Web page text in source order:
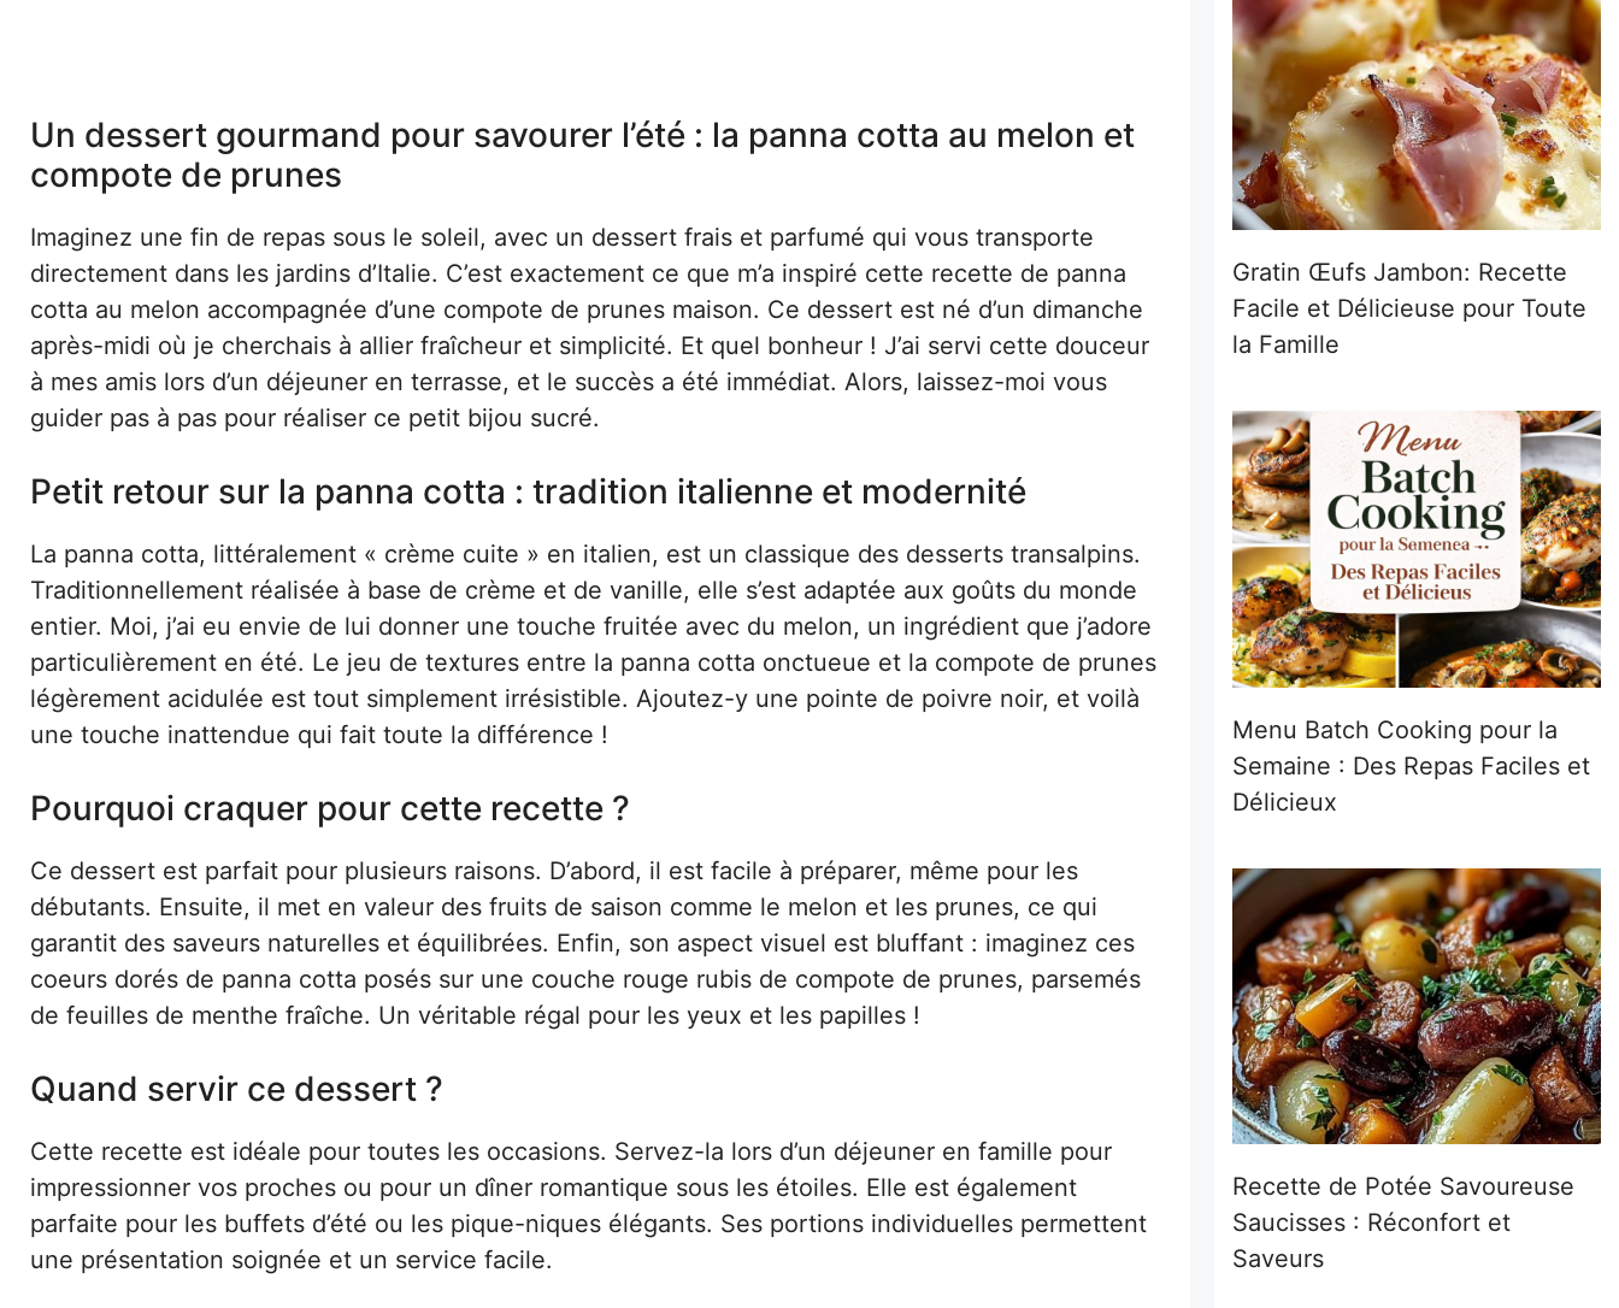
Un dessert gourmand pour savourer l’été : la panna cotta au melon et
compote de prunes
Imaginez une fin de repas sous le soleil, avec un dessert frais et parfumé qui vous transporte
directement dans les jardins d’Italie. C’est exactement ce que m’a inspiré cette recette de panna
cotta au melon accompagnée d’une compote de prunes maison. Ce dessert est né d’un dimanche
après-midi où je cherchais à allier fraîcheur et simplicité. Et quel bonheur ! J’ai servi cette douceur
à mes amis lors d’un déjeuner en terrasse, et le succès a été immédiat. Alors, laissez-moi vous
guider pas à pas pour réaliser ce petit bijou sucré.
Petit retour sur la panna cotta : tradition italienne et modernité
La panna cotta, littéralement « crème cuite » en italien, est un classique des desserts transalpins.
Traditionnellement réalisée à base de crème et de vanille, elle s’est adaptée aux goûts du monde
entier. Moi, j’ai eu envie de lui donner une touche fruitée avec du melon, un ingrédient que j’adore
particulièrement en été. Le jeu de textures entre la panna cotta onctueue et la compote de prunes
légèrement acidulée est tout simplement irrésistible. Ajoutez-y une pointe de poivre noir, et voilà
une touche inattendue qui fait toute la différence !
Pourquoi craquer pour cette recette ?
Ce dessert est parfait pour plusieurs raisons. D’abord, il est facile à préparer, même pour les
débutants. Ensuite, il met en valeur des fruits de saison comme le melon et les prunes, ce qui
garantit des saveurs naturelles et équilibrées. Enfin, son aspect visuel est bluffant : imaginez ces
coeurs dorés de panna cotta posés sur une couche rouge rubis de compote de prunes, parsemés
de feuilles de menthe fraîche. Un véritable régal pour les yeux et les papilles !
Quand servir ce dessert ?
Cette recette est idéale pour toutes les occasions. Servez-la lors d’un déjeuner en famille pour
impressionner vos proches ou pour un dîner romantique sous les étoiles. Elle est également
parfaite pour les buffets d’été ou les pique-niques élégants. Ses portions individuelles permettent
une présentation soignée et un service facile.
Gratin Œufs Jambon: Recette
Facile et Délicieuse pour Toute
la Famille
Menu Batch Cooking pour la
Semaine : Des Repas Faciles et
Délicieux
Recette de Potée Savoureuse
Saucisses : Réconfort et
Saveurs